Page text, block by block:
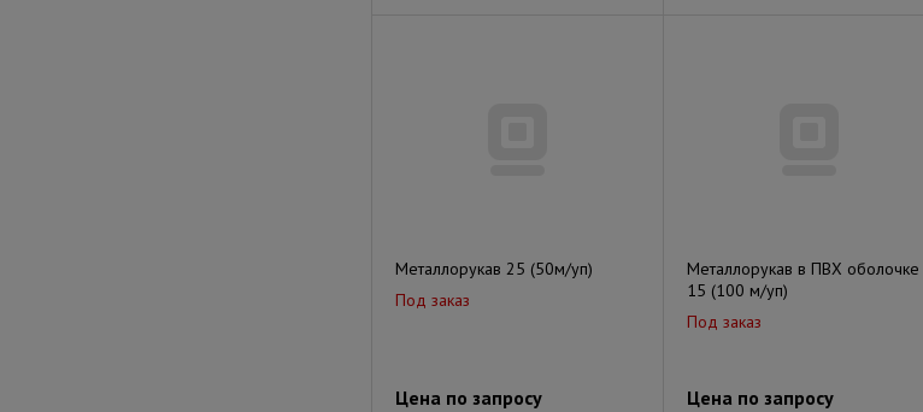
Металлорукав 25 (50м/уп)
Под заказ
Цена по запросу
Металлорукав в ПВХ оболочке
15 (100 м/уп)
Под заказ
Цена по запросу